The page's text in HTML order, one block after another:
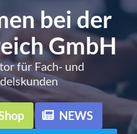
bei der
GmbH
für Fach- und
NEWS